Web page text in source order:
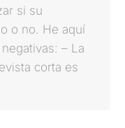
si su
o no. He aquí
– La
corta es